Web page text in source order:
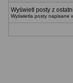
Wyświetl posty z
Wyświetla posty napisane